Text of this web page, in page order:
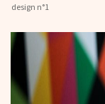
design n°1